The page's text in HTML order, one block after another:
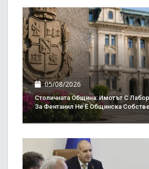
05/08/2026
Столичната Община: Имотът С
За Фентанил Не Е Общинска